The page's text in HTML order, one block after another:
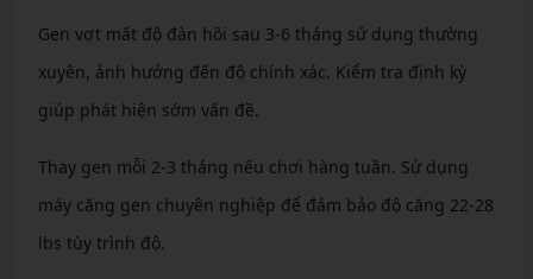
Gen vợt mất độ đàn hồi sau 3-6 tháng sử dụng thường
xuyên, ảnh hưởng đến độ chính xác. Kiểm tra định kỳ
giúp phát hiện sớm vấn đề.
Thay gen mỗi 2-3 tháng nếu chơi hàng tuần. Sử dụng
máy căng gen chuyên nghiệp để đảm bảo độ căng 22-28
lbs tùy trình độ.